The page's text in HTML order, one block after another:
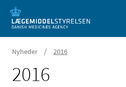
Nyheder / 2016
2016